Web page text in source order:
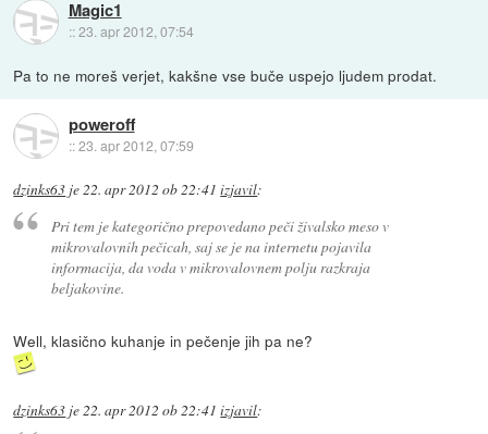
Magic1
::23. apr 2012, 07:54
Pa to ne moreš verjet, kakšne vse buče uspejo ljudem prodat.
poweroff
::23. apr 2012, 07:59
dzinks63 je22. apr 2012 ob 22:41 izjavil:
Pri tem je kategorično prepovedano peči živalsko meso v
mikrovalovnih pečicah, saj se je na internetu pojavila
informacija, da voda v mikrovalovnem polju razkraja
beljakovine.
Well, klasično kuhanje in pečenje jih pa ne?
dzinks63 je22. apr 2012 ob 22:41 izjavil: